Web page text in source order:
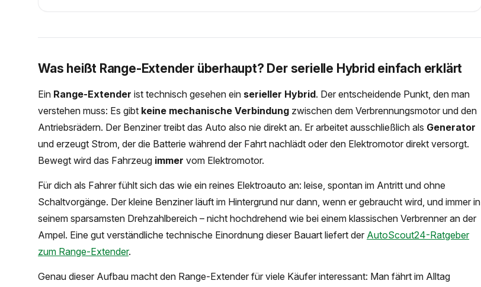
Was heißt Range-Extender überhaupt? Der serielle Hybrid einfach erklärt
Ein Range-Extender ist technisch gesehen ein serieller Hybrid. Der entscheidende Punkt, den man
verstehen muss: Es gibt keine mechanische Verbindung zwischen dem Verbrennungsmotor und den
Antriebsrädern. Der Benziner treibt das Auto also nie direkt an. Er arbeitet ausschließlich als Generator
und erzeugt Strom, der die Batterie während der Fahrt nachlädt oder den Elektromotor direkt versorgt.
Bewegt wird das Fahrzeug immer vom Elektromotor.
Für dich als Fahrer fühlt sich das wie ein reines Elektroauto an: leise, spontan im Antritt und ohne
Schaltvorgänge. Der kleine Benziner läuft im Hintergrund nur dann, wenn er gebraucht wird, und immer in
seinem sparsamsten Drehzahlbereich – nicht hochdrehend wie bei einem klassischen Verbrenner an der
Ampel. Eine gut verständliche technische Einordnung dieser Bauart liefert der AutoScout24-Ratgeber
zum Range-Extender.
Genau dieser Aufbau macht den Range-Extender für viele Käufer interessant: Man fährt im Alltag